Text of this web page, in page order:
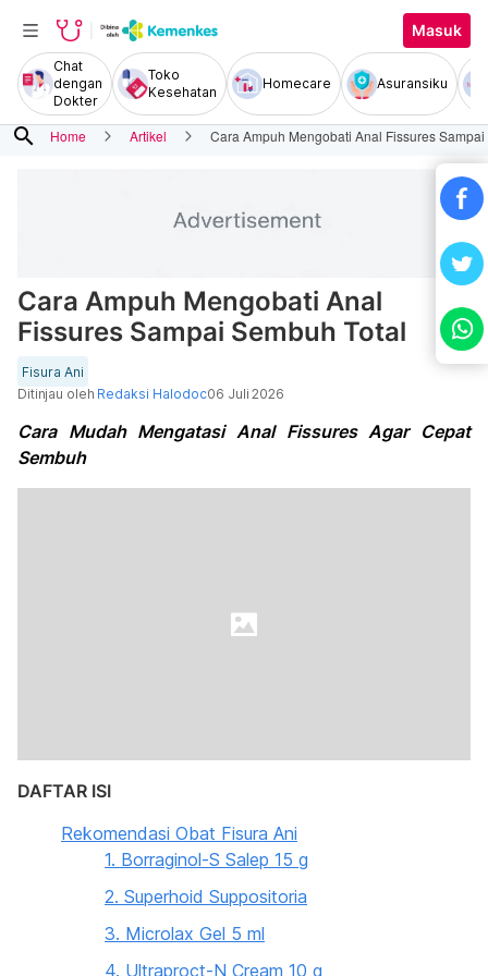
Masuk
Chat
dengan
Dokter
Toko
Kesehatan
Homecare Asuransiku
search Home Artikel Cara Ampuh Mengobati Anal Fissures
Cara Ampuh Mengobati Anal
Fissures Sampai Sembuh Total
Fisura Ani
Ditinjau oleh Redaksi Halodoc06 Juli 2026
Cara Mudah Mengatasi Anal Fissures Agar Cepat
Sembuh
DAFTAR ISI
Rekomendasi Obat Fisura Ani
1. Borraginol-S Salep 15 g
2. Superhoid Suppositoria
3. Microlax Gel 5 ml
4. Ultraproct-N Cream 10 g